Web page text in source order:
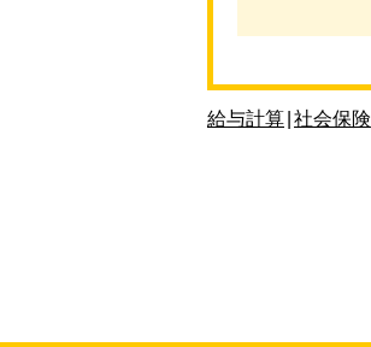
給与計算 社会保険